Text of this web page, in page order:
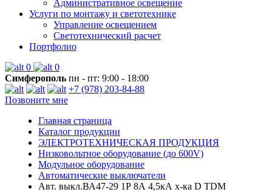
Административное освещение
Услуги по монтажу и светотехнике
Управление освещением
Светотехнический расчет
Портфолио
0
0
Симферополь пн - пт: 9:00 - 18:00
+7 (978) 203-84-88
Позвоните мне
Главная страница
Каталог продукции
ЭЛЕКТРОТЕХНИЧЕСКАЯ ПРОДУКЦИЯ
Низковольтное оборудование (до 600V)
Модульное оборудование
Автоматические выключатели
Авт. выкл.ВА47-29 1Р 8А 4,5кА х-ка D TDM